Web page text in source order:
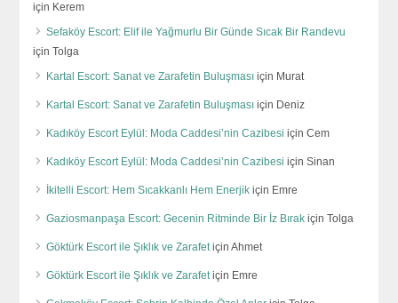
için Kerem
Sefaköy Escort: Elif ile Yağmurlu Bir Günde Sıcak Bir Randevu
içinTolga
Kartal Escort: Sanat ve Zarafetin Buluşması için Murat
Kartal Escort: Sanat ve Zarafetin Buluşması için Deniz
Kadıköy Escort Eylül: Moda Caddesi’nin Cazibesi içinCem
Kadıköy Escort Eylül: Moda Caddesi’nin Cazibesi içinSinan
İkitelli Escort: Hem Sıcakkanlı Hem Enerjik için Emre
Gaziosmanpaşa Escort: Gecenin Ritminde Bir İz Bırak içinTolga
Göktürk Escort ile Şıklık ve ZarafetiçinAhmet
Göktürk Escort ile Şıklık ve Zarafetiçin Emre